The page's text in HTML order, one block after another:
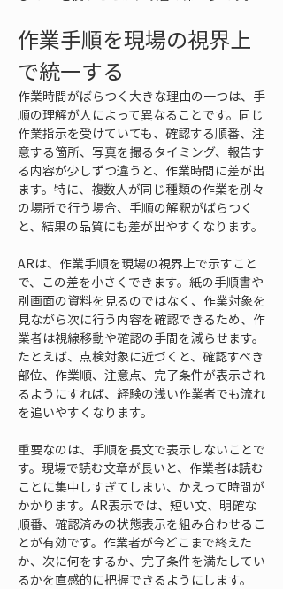
作業手順を現場の視界上
で統一する
作業時間がばらつく大きな理由の一つは、手
順の理解が人によって異なることです。同じ
作業指示を受けていても、確認する順番、注
意する箇所、写真を撮るタイミング、報告す
る内容が少しずつ違うと、作業時間に差が出
ます。特に、複数人が同じ種類の作業を別々
の場所で行う場合、手順の解釈がばらつく
と、結果の品質にも差が出やすくなります。
ARは、作業手順を現場の視界上で示すこと
で、この差を小さくできます。紙の手順書や
別画面の資料を見るのではなく、作業対象を
見ながら次に行う内容を確認できるため、作
業者は視線移動や確認の手間を減らせます。
たとえば、点検対象に近づくと、確認すべき
部位、作業順、注意点、完了条件が表示され
るようにすれば、経験の浅い作業者でも流れ
を追いやすくなります。
重要なのは、手順を長文で表示しないことで
す。現場で読む文章が長いと、作業者は読む
ことに集中しすぎてしまい、かえって時間が
かかります。AR表示では、短い文、明確な
順番、確認済みの状態表示を組み合わせるこ
とが有効です。作業者が今どこまで終えた
か、次に何をするか、完了条件を満たしてい
るかを直感的に把握できるようにします。